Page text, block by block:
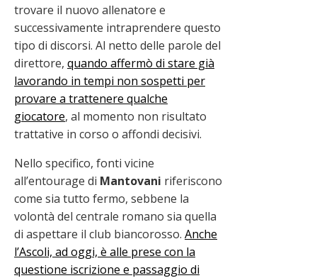
trovare il nuovo allenatore e
successivamente intraprendere questo
tipo di discorsi. Al netto delle parole del
direttore, quando affermò di stare già
lavorando in tempi non sospetti per
provare a trattenere qualche
giocatore, al momento non risultato
trattative in corso o affondi decisivi.
Nello specifico, fonti vicine
all’entourage di Mantovani riferiscono
come sia tutto fermo, sebbene la
volontà del centrale romano sia quella
di aspettare il club biancorosso. Anche
l’Ascoli, ad oggi, è alle prese con la
questione iscrizione e passaggio di